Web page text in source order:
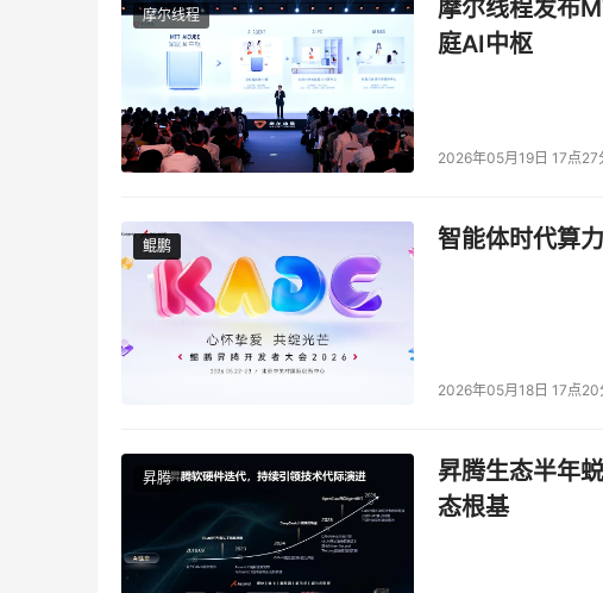
器，不论是传统的神经网络推理，还是Transformer大
流的200亿参数以下的中、小规模的模型在至强6上都可
积累，就使得至强6700性能核非常适合混合部署AI业务
告、推荐、搜索），企业应用中渗透率很高的自然语言
等。这些业务都可以与传统业务部署在同一个节点、同一
如果说至强6900性能核是AI训练的最佳机头，那么至强
GPU或其他AI专用加速器运行以生成式AI为代表的，大
上一小节中提到了至强6性能核自身核心性能、内存带
内存容量的优势。基于传统布局，双路至强6700/6500
裕的内存容量和带宽，充足的PCIe 5.0通道数有利于配
点可以提供176条PCIe 5.0通道，单路节点可提供136条
在液冷的支持下部署更高的密度也依然游刃有余。
随着以KTransformer为代表的开源大语言模型推理优化
摩尔线程
摩尔线程发布
庭AI中枢
2026年05月19日 17点27
鲲鹏
鲲鹏 智能体时代算
2026年05月18日 17点20
昇腾
昇腾生态半年
态根基